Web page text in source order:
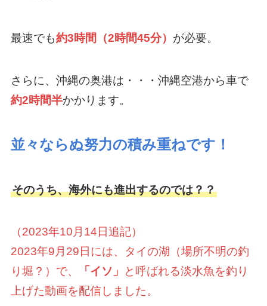
最速でも約3時間（2時間45分） が必要。
さらに、沖縄の奥港は・・・沖縄空港から車で
約2時間半かかります。
並々ならぬ努力の積み重ねです！
そのうち、海外にも進出するのでは？？
（2023年10月14日追記）
2023年9月29日には、タイの湖（場所不明の釣
り堀？）で、
「イソ」
と呼ばれる淡水魚を釣り
上げた動画を配信しました。